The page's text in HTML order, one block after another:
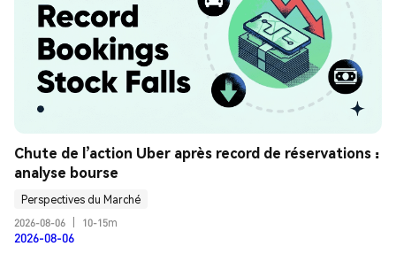
Chute de l’action Uber après record de réservations :
analyse bourse
Perspectives du Marché
2026-08-06
10-15m
2026-08-06